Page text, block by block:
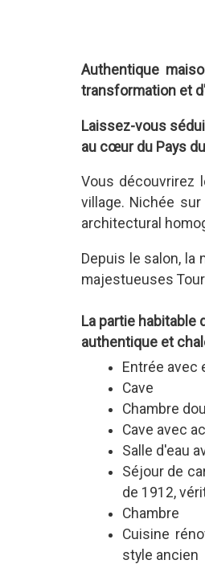
Authentique
transformation et
Laissez-vous
au cœur du Pays
Vous découvrirez
village. Nichée
architectural
Depuis le salon, la
majestueuses
La partie habitable
authentique et
Entrée avec
Cave
Chambre
Cave avec
Salle d'eau
Séjour de
de 1912,
Chambre
Cuisine
style ancien